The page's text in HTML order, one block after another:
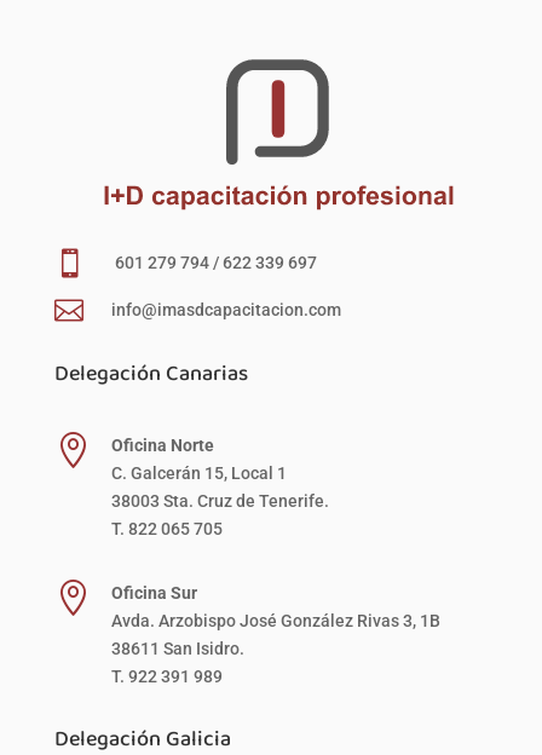
 601 279 794 / 622 339 697
 info@imasdcapacitacion.com
Delegación Canarias

Oficina Norte
C. Galcerán 15, Local 1
38003 Sta. Cruz de Tenerife.
T. 822 065 705

Oficina Sur
Avda. Arzobispo José González Rivas 3, 1B
38611 San Isidro.
T. 922 391 989
Delegación Galicia